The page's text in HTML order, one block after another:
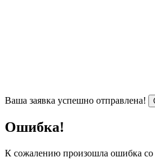
Ваша заявка успешно отправлена!
Ошибка!
К сожалению произошла ошибка со